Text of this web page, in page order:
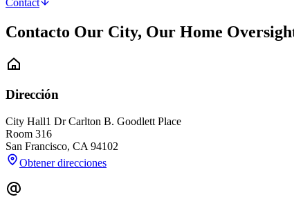
Contacto Our City, Our Home
Dirección
City Hall1 Dr Carlton B. Goodlett Place
Room 316
San Francisco, CA 94102
Obtener direcciones